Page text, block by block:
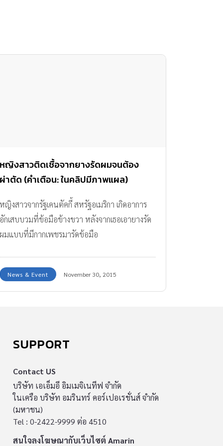
หญิงสาวติดเชื้อจากยางรัดผมจนต้อง
ผ่าตัด (คำเตือน: ในคลิปมีภาพแผล)
หญิงสาวจากรัฐเคนตัคกี้ สหรัฐอเมริกา เกิดอาการ
อักเสบบวมที่ข้อมือข้างขวา หลังจากเธอเอายางรัด
ผมแบบที่มีกากเพชรมารัดข้อมือ
News & Event November 30, 2015
SUPPORT
Contact US
บริษัท เอเอ็มอี อิมเมจิเนทีฟ จำกัด
ในเครือ บริษัท อมรินทร์ คอร์เปอเรชั่นส์ จำกัด
(มหาชน)
Tel : 0-2422-9999 ต่อ 4510
สนใจลงโฆษณากับเว็บไซต์ Amarin